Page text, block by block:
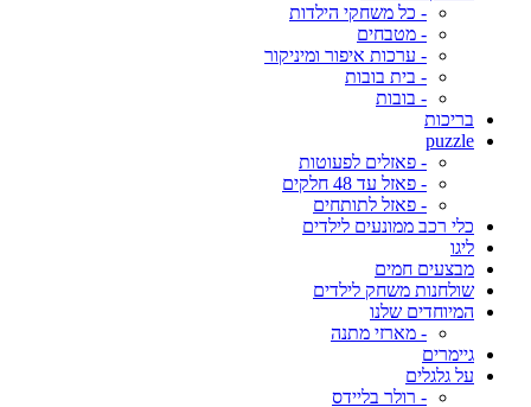
- כל משחקי הילדות
- מטבחים
- ערכות איפור ומיניקור
- בית בובות
- בובות
בריכות
puzzle
- פאזלים לפעוטות
- פאזל עד 48 חלקים
- פאזל לתותחים
כלי רכב ממונעים לילדים
ליגו
מבצעים חמים
שולחנות משחק לילדים
המיוחדים שלנו
- מארזי מתנה
גיימרים
על גלגלים
- רולר בליידס